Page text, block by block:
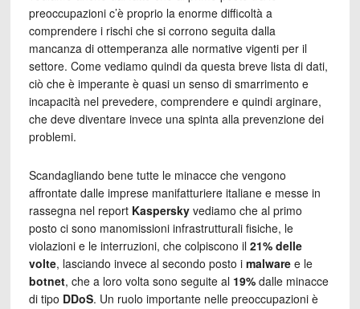
preoccupazioni c’è proprio la enorme difficoltà a
comprendere i rischi che si corrono seguita dalla
mancanza di ottemperanza alle normative vigenti per il
settore. Come vediamo quindi da questa breve lista di dati,
ciò che è imperante è quasi un senso di smarrimento e
incapacità nel prevedere, comprendere e quindi arginare,
che deve diventare invece una spinta alla prevenzione dei
problemi.
Scandagliando bene tutte le minacce che vengono
affrontate dalle imprese manifatturiere italiane e messe in
rassegna nel report Kasperskyvediamo che al primo
posto ci sono manomissioni infrastrutturali fisiche, le
violazioni e le interruzioni, che colpiscono il 21% delle
volte, lasciando invece al secondo posto i malwaree le
botnet, che a loro volta sono seguite al 19%dalle minacce
di tipo DDoS. Un ruolo importante nelle preoccupazioni è